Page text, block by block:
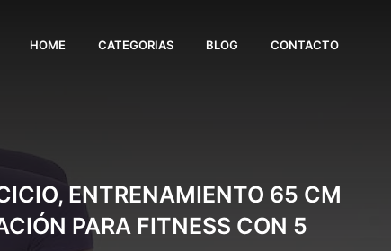
HOME CATEGORIAS BLOG CONTACTO
ENTRENAMIENTO 65 CM
PARA FITNESS CON 5